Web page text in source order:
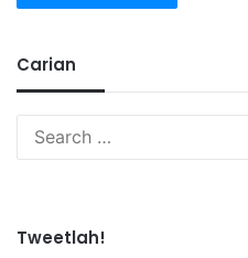
Carian
Tweetlah!